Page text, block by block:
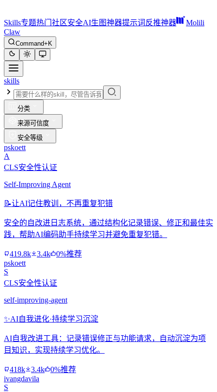
Skills专题热门 社区安全AI生图神器提示词反推神器
Molili
Claw
Command+K
skills
分类
来源可信度
安全等级
pskoett
A
CLS安全性认证
Self-Improving Agent
📝让AI记住教训，不再重复犯错
安全的自改进日志系统，通过结构化记录错误、修正和最佳实
践，帮助AI编码助手持续学习并避免重复犯错。
419.8k 3.4k
0%推荐
pskoett
S
CLS安全性认证
self-improving-agent
✨AI自我进化·持续学习沉淀
AI自我改进工具：记录错误修正与功能请求，自动沉淀为项
目知识，实现持续学习优化。
418k 3.4k
0%推荐
ivangdavila
S